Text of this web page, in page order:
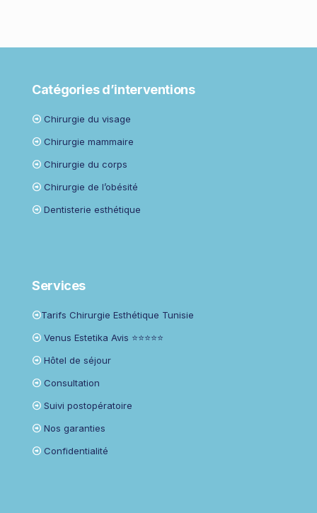
Catégories d’interventions
Chirurgie du visage
Chirurgie mammaire
Chirurgie du corps
Chirurgie de l’obésité
Dentisterie esthétique
Services
Tarifs Chirurgie Esthétique Tunisie
Venus Estetika Avis ⭐⭐⭐⭐⭐
Hôtel de séjour
Consultation
Suivi postopératoire
Nos garanties
Confidentialité